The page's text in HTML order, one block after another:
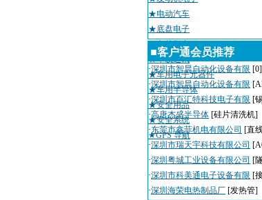
★电动汽车
★底盘电子
★车载影音
★车载通讯
★车用电子元器件
★车用半导体
★安全用品
★安全系统
★GPS 导航
■客户通会员推荐
·深圳市智晨自动化设备有限 [0]
·深圳市智晨自动化设备有限
·深圳市百汇特科技电子有限 [
·高唐杰盛半导体 [硅片清洗机]
·东莞市鑫菲机电有限公司 [直
·深圳市瑞天宇科技有限公司
·深圳粤城工业设备有限公司 [
·深圳市科美通电子设备有限 [
·深圳海荣电热制品厂 [发热管]